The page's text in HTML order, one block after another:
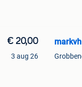
€ 20,00
3 aug 26
markvh